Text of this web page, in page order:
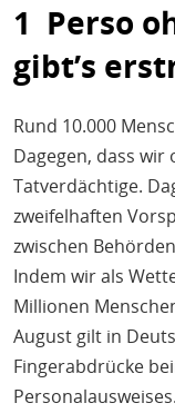
1 Perso
gibt’s
Rund 10.000
Dagegen, dass
Tatverdächtige.
zweifelhaften
zwischen
Indem wir als
Millionen
August gilt in
Fingerabdrücke